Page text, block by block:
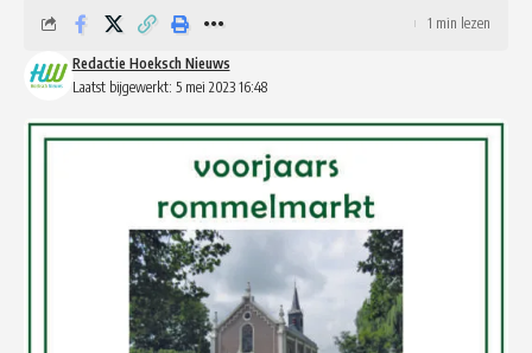
Laatst bijgewerkt: 5 mei 2023 16:48
Redactie Hoeksch Nieuws
1 min lezen